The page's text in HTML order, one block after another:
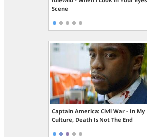
Scene
Captain America: Civil War - In My
Culture, Death Is Not The End